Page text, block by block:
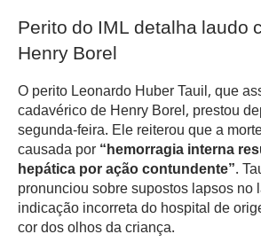
Perito do IML detalha laudo
Henry Borel
O perito Leonardo Huber Tauil, que
cadavérico de Henry Borel, prestou
segunda-feira. Ele reiterou que a
causada por“hemorragia interna
hepática por ação contundente”.
pronunciou sobre supostos lapsos no
indicação incorreta do hospital de
cor dos olhos da criança.